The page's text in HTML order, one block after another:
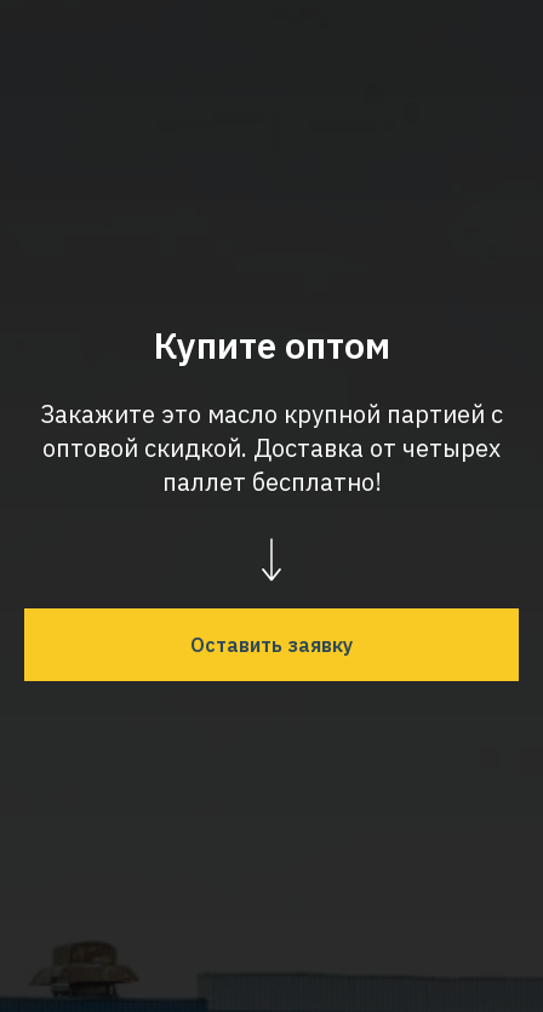
Купите оптом
Закажите это масло крупной партией с
оптовой скидкой. Доставка от четырех
паллет бесплатно!
Оставить заявку